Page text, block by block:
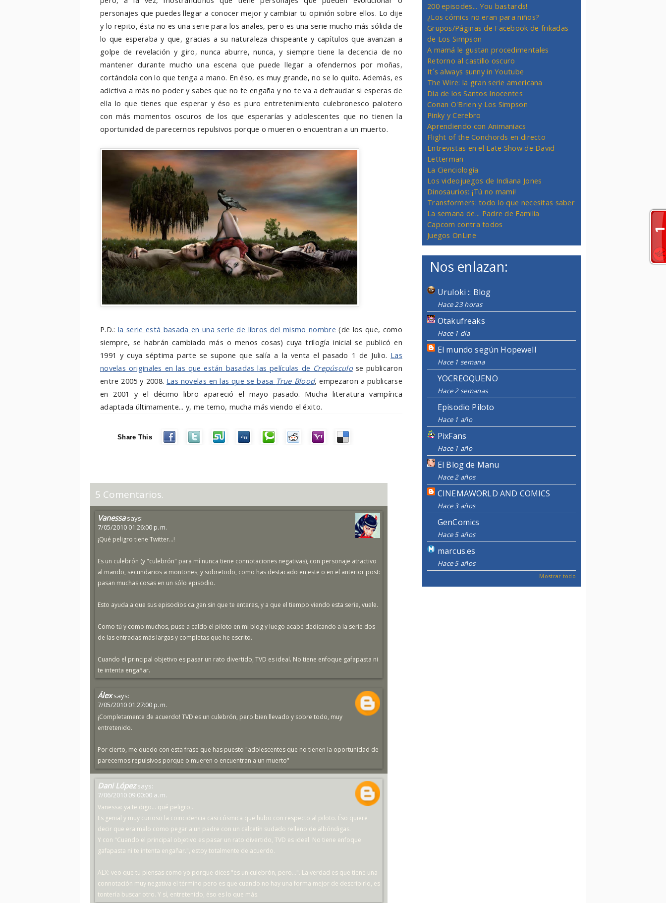
personajes que puedes llegar a conocer mejor y cambiar tu opinión sobre ellos. Lo dije
y lo repito, ésta no es una serie para los anales, pero es una serie mucho más sólida de
lo que esperaba y que, gracias a su naturaleza chispeante y capítulos que avanzan a
golpe de revelación y giro, nunca aburre, nunca, y siempre tiene la decencia de no
mantener durante mucho una escena que puede llegar a ofendernos por moñas,
cortándola con lo que tenga a mano. En éso, es muy grande, no se lo quito. Además, es
adictiva a más no poder y sabes que no te engaña y no te va a defraudar si esperas de
ella lo que tienes que esperar y éso es puro entretenimiento culebronesco palotero
con más momentos oscuros de los que esperarías y adolescentes que no tienen la
oportunidad de parecernos repulsivos porque o mueren o encuentran a un muerto.
P.D.: la serie está basada en una serie de libros del mismo nombre (de los que, como
siempre, se habrán cambiado más o menos cosas) cuya trilogía inicial se publicó en
1991 y cuya séptima parte se supone que salía a la venta el pasado 1 de Julio. Las
novelas originales en las que están basadas las películas de Crepúsculose publicaron
entre 2005 y 2008. Las novelas en las que se basa True Blood, empezaron a publicarse
en 2001 y el décimo libro apareció el mayo pasado. Mucha literatura vampírica
adaptada últimamente... y, me temo, mucha más viendo el éxito.
Share This
5 Comentarios.
Vanessa says:
7/05/2010 01:26:00 p. m.
¡Qué peligro tiene Twitter...!
Es un culebrón (y "culebrón" para mí nunca tiene connotaciones negativas), con personaje atractivo
al mando, secundarios a montones, y sobretodo, como has destacado en este o en el anterior post:
pasan muchas cosas en un sólo episodio.
Esto ayuda a que sus episodios caigan sin que te enteres, y a que el tiempo viendo esta serie, vuele.
Como tú y como muchos, puse a caldo el piloto en mi blog y luego acabé dedicando a la serie dos
de las entradas más largas y completas que he escrito.
Cuando el principal objetivo es pasar un rato divertido, TVD es ideal. No tiene enfoque gafapasta ni
te intenta engañar.
Álex says:
7/05/2010 01:27:00 p. m.
¡Completamente de acuerdo! TVD es un culebrón, pero bien llevado y sobre todo, muy
entretenido.
Por cierto, me quedo con esta frase que has puesto "adolescentes que no tienen la oportunidad de
parecernos repulsivos porque o mueren o encuentran a un muerto"
Dani López says:
7/06/2010 09:00:00 a. m.
Vanessa: ya te digo... qué peligro...
Es genial y muy curioso la coincidencia casi cósmica que hubo con respecto al piloto. Éso quiere
decir que era malo como pegar a un padre con un calcetín sudado relleno de albóndigas.
Y con "Cuando el principal objetivo es pasar un rato divertido, TVD es ideal. No tiene enfoque
gafapasta ni te intenta engañar.", estoy totalmente de acuerdo.
ALX: veo que tú piensas como yo porque dices "es un culebrón, pero...". La verdad es que tiene una
connotación muy negativa el término pero es que cuando no hay una forma mejor de describirlo, es
tontería buscar otro. Y sí, entretenido, éso es lo que más.
200 episodes... You bastards!
¿Los cómics no eran para niños?
Grupos/Páginas de Facebook de frikadas
de Los Simpson
A mamá le gustan procedimentales
Retorno al castillo oscuro
It´s always sunny in Youtube
The Wire: la gran serie americana
Día de los Santos Inocentes
Conan O'Brien y Los Simpson
Pinky y Cerebro
Aprendiendo con Animaniacs
Flight of the Conchords en directo
Entrevistas en el Late Show de David
Letterman
La Cienciología
Los videojuegos de Indiana Jones
Dinosaurios: ¡Tú no mami!
Transformers: todo lo que necesitas saber
La semana de... Padre de Familia
Capcom contra todos
Juegos OnLine
Nos enlazan:
Uruloki :: Blog
Hace 23 horas
Otakufreaks
Hace 1 día
El mundo según Hopewell
Hace 1 semana
YOCREOQUENO
Hace 2 semanas
Episodio Piloto
Hace 1 año
PixFans
Hace 1 año
El Blog de Manu
Hace 2 años
CINEMAWORLD AND COMICS
Hace 3 años
GenComics
Hace 5 años
marcus.es
Hace 5 años
Mostrar todo